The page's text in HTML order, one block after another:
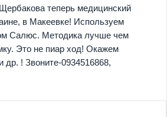
теперь медицинский
в Макеевке! Используем
Салюс. Методика лучше чем
Это не пиар ход! Окажем
др. ! Звоните-0934516868,